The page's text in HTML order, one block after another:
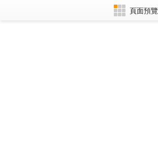
頁面預覽